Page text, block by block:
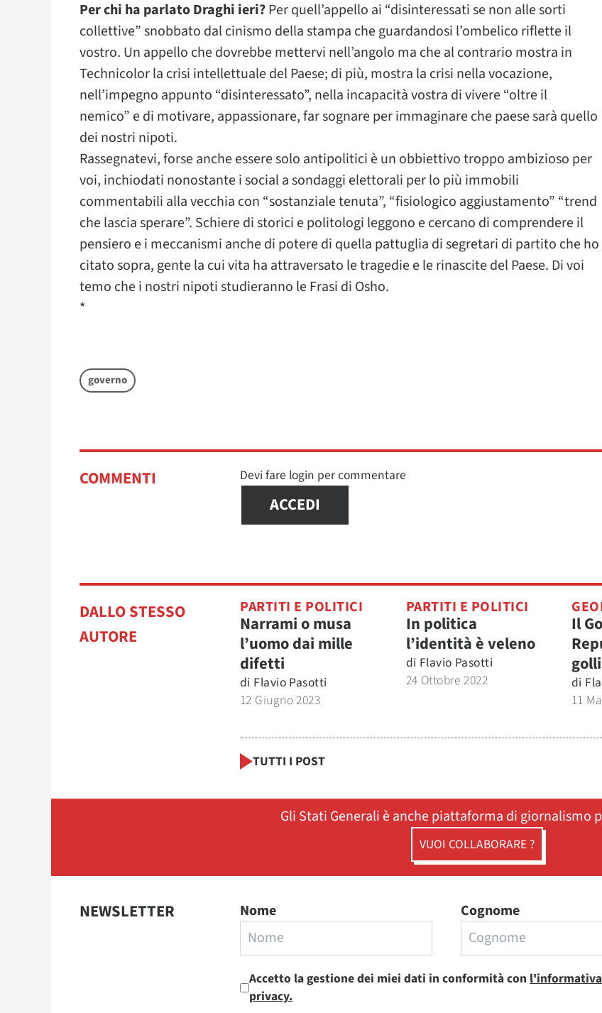
Per chi ha parlato Draghi ieri?Per quell’appello ai “disinteressati se non alle sorti
collettive” snobbato dal cinismo della stampa che guardandosi l’ombelico riflette il
vostro. Un appello che dovrebbe mettervi nell’angolo ma che al contrario mostra in
Technicolor la crisi intellettuale del Paese; di più, mostra la crisi nella vocazione,
nell’impegno appunto “disinteressato”, nella incapacità vostra di vivere “oltre il
nemico” e di motivare, appassionare, far sognare per immaginare che paese sarà quello
dei nostri nipoti.
Rassegnatevi, forse anche essere solo antipolitici è un obbiettivo troppo ambizioso per
voi, inchiodati nonostante i social a sondaggi elettorali per lo più immobili
commentabili alla vecchia con “sostanziale tenuta”, “fisiologico aggiustamento” “trend
che lascia sperare”. Schiere di storici e politologi leggono e cercano di comprendere il
pensiero e i meccanismi anche di potere di quella pattuglia di segretari di partito che ho
citato sopra, gente la cui vita ha attraversato le tragedie e le rinascite del Paese. Di voi
temo che i nostri nipoti studieranno le Frasi di Osho.
*
governo
COMMENTI Devi fare login per commentare
ACCEDI
DALLO STESSO
AUTORE
PARTITI E POLITICI
Narrami o musa
l’uomo dai mille
difetti
di Flavio Pasotti
12 Giugno 2023
PARTITI E POLITICI
In politica
l’identità è veleno
di Flavio Pasotti
24 Ottobre 2022
Il
di
11
TUTTI I POST
Gli Stati Generali è anche piattaforma di giornalismo
VUOI COLLABORARE ?
NEWSLETTER Nome Cognome
Accetto la gestione dei miei dati in conformità con
privacy.